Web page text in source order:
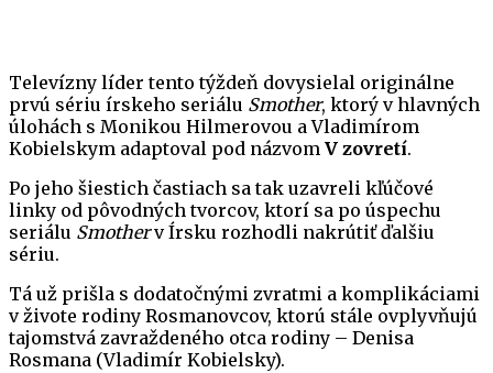
Televízny líder tento týždeň dovysielal originálne
prvú sériu írskeho seriálu Smother, ktorý v hlavných
úlohách s Monikou Hilmerovou a Vladimírom
Kobielskym adaptoval pod názvom V zovretí.
Po jeho šiestich častiach sa tak uzavreli kľúčové
linky od pôvodných tvorcov, ktorí sa po úspechu
seriálu Smotherv Írsku rozhodli nakrútiť ďalšiu
sériu.
Tá už prišla s dodatočnými zvratmi a komplikáciami
v živote rodiny Rosmanovcov, ktorú stále ovplyvňujú
tajomstvá zavraždeného otca rodiny – Denisa
Rosmana (Vladimír Kobielsky).